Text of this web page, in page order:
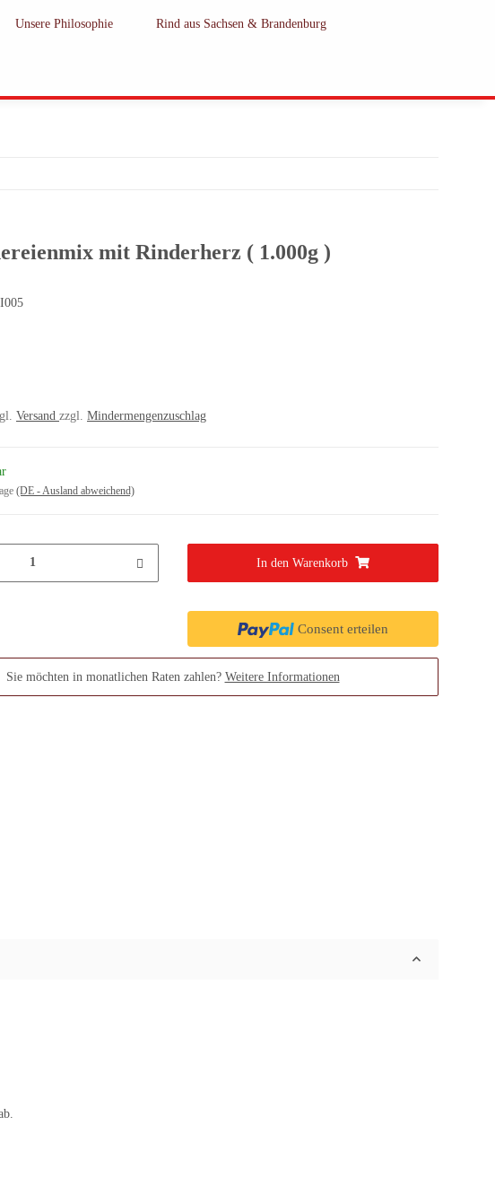
Unsere Philosophie Rind aus Sachsen & Brandenburg
mit Rinderherz ( 1.000g )
I005
Versand zzgl. Mindermengenzuschlag
(DE - Ausland abweichend)
In den Warenkorb
Consent erteilen
Sie möchten in monatlichen Raten zahlen? Weitere Informationen